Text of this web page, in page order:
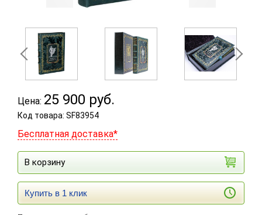
Цена: 25 900 руб.
Код товара: SF83954
Бесплатная доставка*
В корзину
Купить в 1 клик